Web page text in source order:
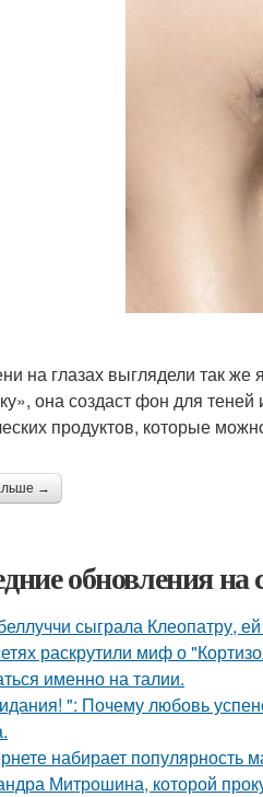
на глазах выглядели так
она создаст фон для
продуктов, которые
→
обновления на
сыграла Клеопатру,
раскрутили миф о
именно на талии.
": Почему любовь
набирает популярность
Митрошина, которой